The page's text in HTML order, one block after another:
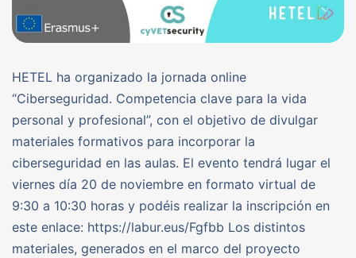
HETEL ha organizado la jornada online
“Ciberseguridad. Competencia clave para la vida
personal y profesional”, con el objetivo de divulgar
materiales formativos para incorporar la
ciberseguridad en las aulas. El evento tendrá lugar el
viernes día 20 de noviembre en formato virtual de
9:30 a 10:30 horas y podéis realizar la inscripción en
este enlace: https://labur.eus/Fgfbb Los distintos
materiales, generados en el marco del proyecto